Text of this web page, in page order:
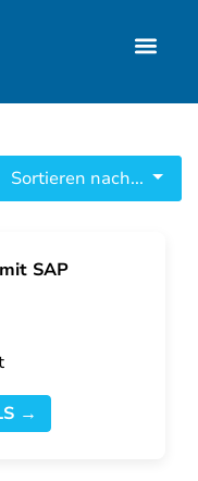
Sortieren nach...
SAP
→